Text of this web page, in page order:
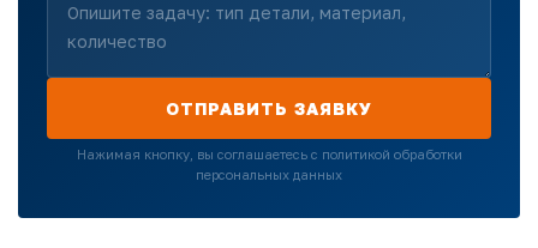
ОТПРАВИТЬ ЗАЯВКУ
Нажимая кнопку, вы соглашаетесь с политикой обработки
персональных данных